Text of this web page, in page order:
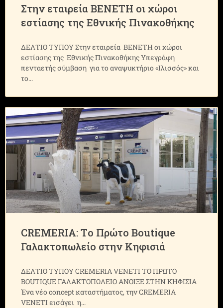
Στην εταιρεία ΒΕΝΕΤΗ οι χώροι
εστίασης της Εθνικής Πινακοθήκης
ΔΕΛΤΙΟ ΤΥΠΟΥ Στην εταιρεία ΒΕΝΕΤΗ οι χώροι
εστίασης της Εθνικής Πινακοθήκης Υπεγράφη
πενταετής σύμβαση για το αναψυκτήριο «Ιλισσός» και
το
CREMERIA: Tο Πρώτο Boutique
Γαλακτοπωλείο στην Κηφισιά
ΔΕΛΤΙΟ ΤΥΠΟΥ CREMERIA VENETI TO ΠΡΩΤΟ
BOUTIQUE ΓΑΛΑΚΤΟΠΩΛΕΙΟ ΑΝΟΙΞΕ ΣΤΗΝ ΚΗΦΙΣΙΑ
Ένα νέο concept καταστήματος, την CREMERIA
VENETI εισάγει η